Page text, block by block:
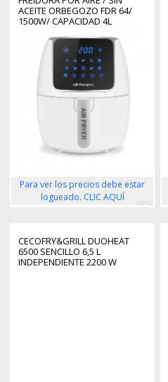
ACEITE ORBEGOZO FDR 64/
1500W/ CAPACIDAD 4L
Para ver los precios debe estar
logueado. CLIC AQUÍ
159712
CECOFRY&GRILL DUOHEAT
6500 SENCILLO 6,5 L
INDEPENDIENTE 2200 W